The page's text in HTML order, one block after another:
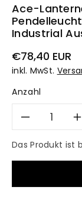
Ace-
Industrial
Normaler
Preis
€78,40 EUR
inkl. MwSt.
Anzahl
die
Das Produkt ist